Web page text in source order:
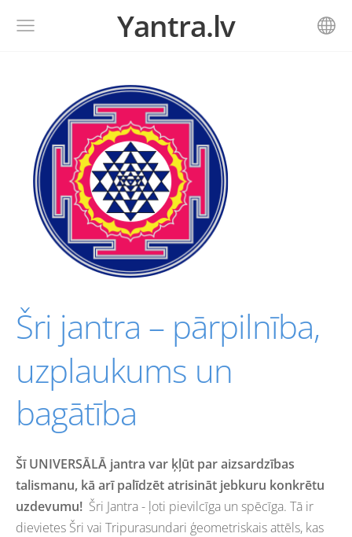
Yantra.lv
Šri jantra – pārpilnība,
uzplaukums un
bagātība
Šī UNIVERSĀLĀ jantra var ķļūt par aizsardzības
talismanu, kā arī palīdzēt atrisināt jebkuru konkrētu
uzdevumu! Šri Jantra - ļoti pievilcīga un spēcīga. Tā ir
dievietes Šri vai Tripurasundari ģeometriskais attēls, kas